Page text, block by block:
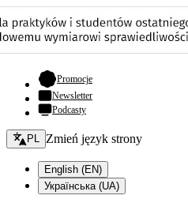
Promocje- otwiera się w nowej
Newsletter
Podcasty
Zmień język - bieżący:
PL Zmień język strony
English (EN)
Українська (UA)